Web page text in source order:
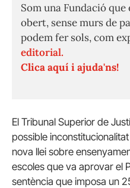
Som una Fundació
obert, sense murs de
podem fer sols, com
editorial.
Clica aquí i ajuda'ns!
El Tribunal Superior de
possible
nova llei sobre
escoles que va aprovar el
sentència que imposa un